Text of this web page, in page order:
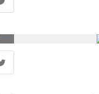
1600x900 - Fondo de pantalla de 1600x900. Fondo para computadora de sombrillas de colores.